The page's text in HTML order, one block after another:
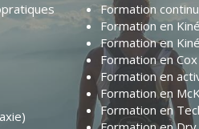
Formation
Formation en
Formation en
Formation en Cox
Formation en
Formation en
Formation en